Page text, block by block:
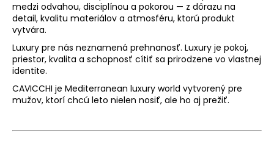
medzi odvahou, disciplínou a pokorou — z dôrazu na
detail, kvalitu materiálov a atmosféru, ktorú produkt
vytvára.
Luxury pre nás neznamená prehnanosť. Luxury je pokoj,
priestor, kvalita a schopnosť cítiť sa prirodzene vo vlastnej
identite.
CAVICCHI je Mediterranean luxury world vytvorený pre
mužov, ktorí chcú leto nielen nosiť, ale ho aj prežiť.